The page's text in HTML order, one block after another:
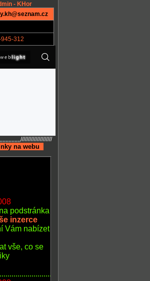
- KHor
312
na webu
podstránka
inzerce
Vám nabízet
vše, co se